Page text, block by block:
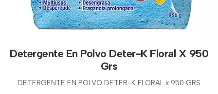
Detergente En Polvo Deter-K Floral X 950
Grs
DETERGENTE EN POLVO DETER-K FLORAL x 950 GRS